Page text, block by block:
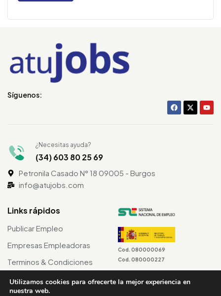
Síguenos:
¿Necesitas ayuda?
(34) 603 80 25 69
Petronila Casado N° 18 09005 - Burgos
info@atujobs.com
Links rápidos
Publicar Empleo
Empresas Empleadoras
Terminos & Condiciones
Cod. 080000069
Cod. 080000227
Utilizamos cookies para ofrecerte la mejor experiencia en
nuestra web.